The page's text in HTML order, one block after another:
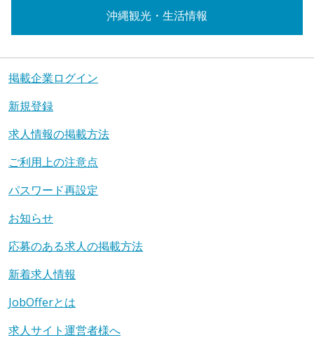
沖縄観光・生活情報
掲載企業ログイン
新規登録
求人情報の掲載方法
ご利用上の注意点
パスワード再設定
お知らせ
応募のある求人の掲載方法
新着求人情報
JobOfferとは
求人サイト運営者様へ